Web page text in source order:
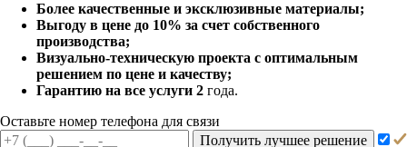
Более качественные и эксклюзивные материалы;
Выгоду в цене до 10% за счет собственного
производства;
Визуально-техническую проекта с оптимальным
решением по цене и качеству;
Гарантию на все услуги 2 года.
Оставьте номер телефона для связи
Получить лучшее решение